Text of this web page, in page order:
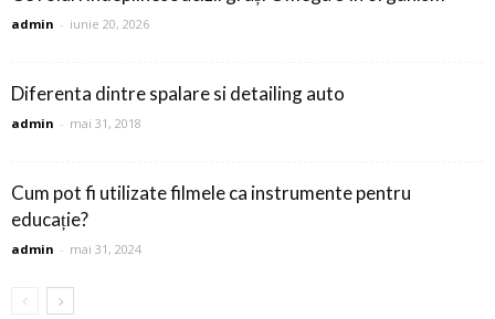
admin - iunie 20, 2026
Diferenta dintre spalare si detailing auto
admin - mai 31, 2018
Cum pot fi utilizate filmele ca instrumente pentru
educație?
admin - mai 31, 2024